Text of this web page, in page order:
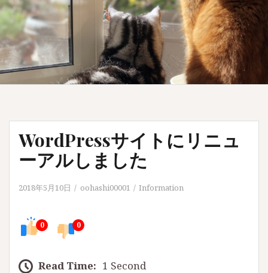
WordPressサイトにリニュ
ーアルしました
2018年5月10日 oohashi00001 Information
0 0
Read Time: 1 Second